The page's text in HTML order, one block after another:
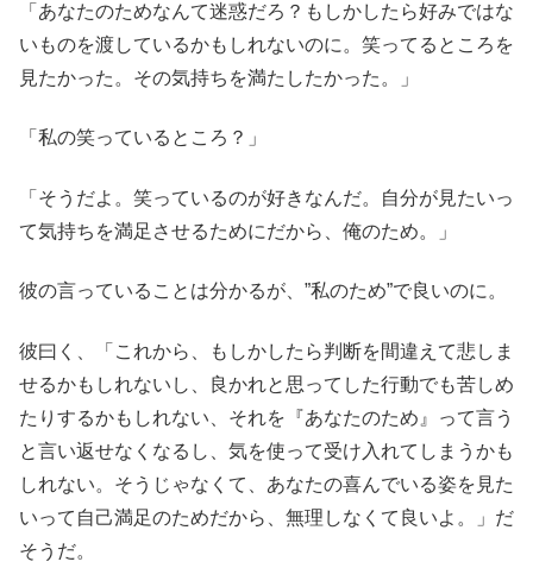
「あなたのためなんて迷惑だろ？もしかしたら好みではな
いものを渡しているかもしれないのに。笑ってるところを
見たかった。その気持ちを満たしたかった。」
「私の笑っているところ？」
「そうだよ。笑っているのが好きなんだ。自分が見たいっ
て気持ちを満足させるためにだから、俺のため。」
彼の言っていることは分かるが、”私のため”で良いのに。
彼曰く、「これから、もしかしたら判断を間違えて悲しま
せるかもしれないし、良かれと思ってした行動でも苦しめ
たりするかもしれない、それを『あなたのため』って言う
と言い返せなくなるし、気を使って受け入れてしまうかも
しれない。そうじゃなくて、あなたの喜んでいる姿を見た
いって自己満足のためだから、無理しなくて良いよ。」だ
そうだ。